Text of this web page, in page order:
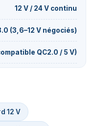
12 V / 24 V continu
(3,6–12 V négociés)
QC2.0 / 5 V)
12 V